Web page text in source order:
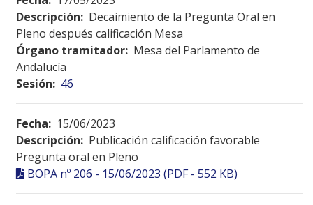
Descripción: Decaimiento de la Pregunta Oral en
Pleno después calificación Mesa
Órgano tramitador: Mesa del Parlamento de
Andalucía
Sesión: 46
Fecha: 15/06/2023
Descripción: Publicación calificación favorable
Pregunta oral en Pleno
BOPA nº 206 - 15/06/2023 (PDF - 552 KB)